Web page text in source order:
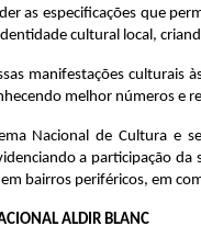
as especificações que
cultural local,
manifestações
melhor números e
Nacional de Cultura e
a participação
bairros periféricos, em
ALDIR BLANC